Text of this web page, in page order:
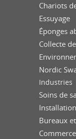
Chariots
Essuyage
Éponges
Collecte
Nordic
Industries
Soins de
Bureaux